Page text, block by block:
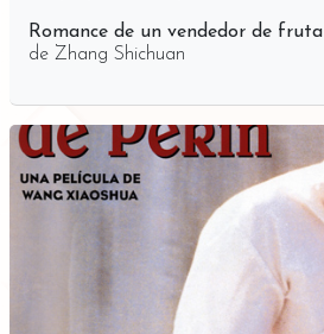
Romance de un vendedor de fruta
de Zhang Shichuan